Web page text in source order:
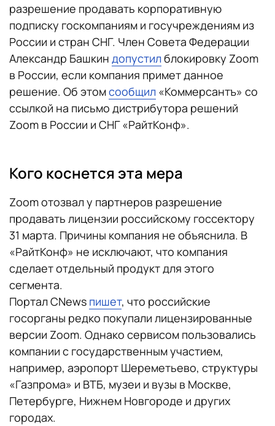
разрешение продавать корпоративную
подписку госкомпаниям и госучреждениям из
России и стран СНГ. Член Совета Федерации
Александр Башкин допустилблокировку Zoom
в России, если компания примет данное
решение. Об этомсообщил «Коммерсантъ» со
ссылкой на письмо дистрибутора решений
Zoom в России и СНГ «РайтКонф».
Кого коснется эта мера
Zoom отозвал у партнеров разрешение
продавать лицензии российскому госсектору
31 марта. Причины компания не объяснила. В
«РайтКонф» не исключают, что компания
сделает отдельный продукт для этого
сегмента.
Портал CNews пишет, что российские
госорганы редко покупали лицензированные
версии Zoom. Однако сервисом пользовались
компании с государственным участием,
например, аэропорт Шереметьево, структуры
«Газпрома» и ВТБ, музеи и вузы в Москве,
Петербурге, Нижнем Новгороде и других
городах.